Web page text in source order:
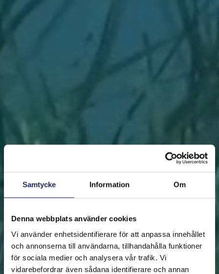
Samtycke Information Om
Denna webbplats använder cookies
Vi använder enhetsidentifierare för att anpassa innehållet
och annonserna till användarna, tillhandahålla funktioner
för sociala medier och analysera vår trafik. Vi
vidarebefordrar även sådana identifierare och annan